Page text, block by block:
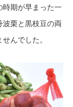
期が早まった一
栗と黒枝豆の両
んでした。